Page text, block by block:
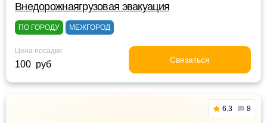
Внедорожнаягрузовая эвакуация
ПО ГОРОДУ МЕЖГОРОД
Цена посадки
100 руб Связаться
6.3 8